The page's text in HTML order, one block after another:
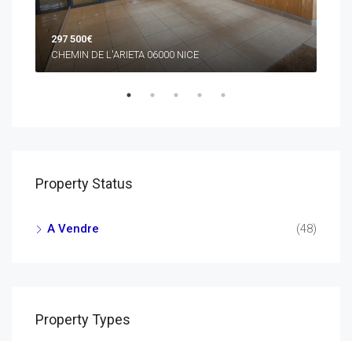
297 500€
CHEMIN DE L'ARIETA 06000 NICE
Property Status
A Vendre (48)
Property Types